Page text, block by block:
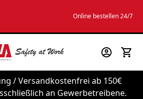
Online bestellen 24/7
/ Versandkostenfrei ab 150€
an Gewerbetreibene.